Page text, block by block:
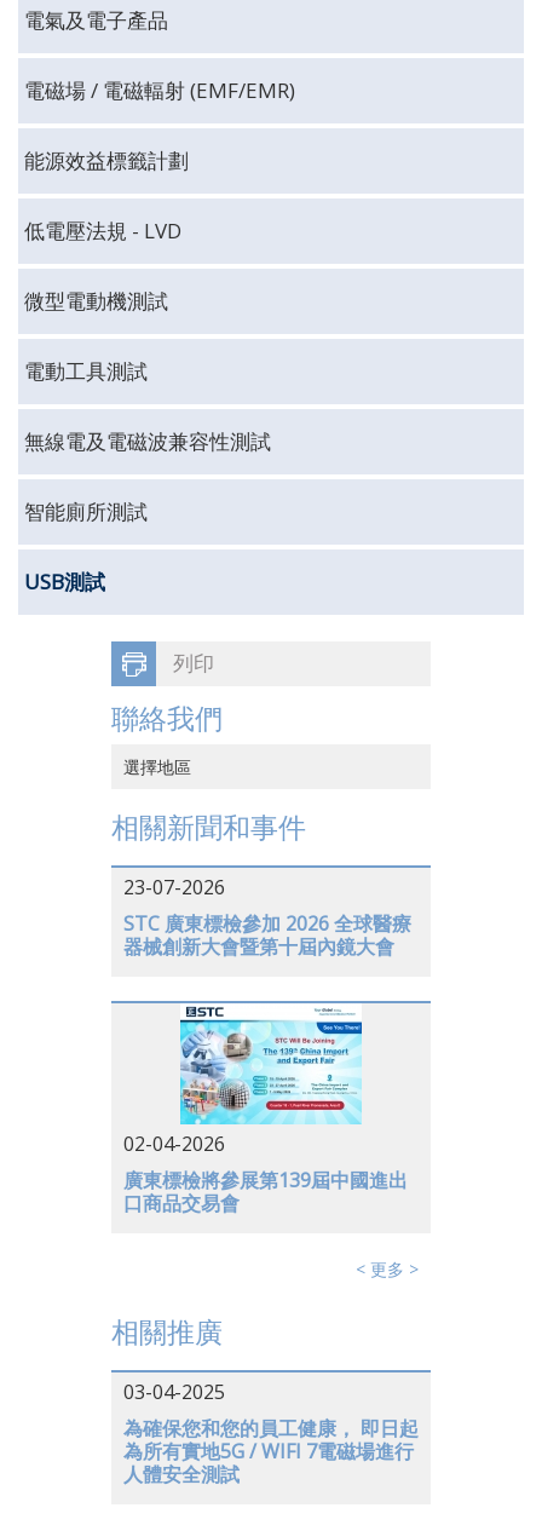
電氣及電子產品
電磁場 / 電磁輻射 (EMF/EMR)
能源效益標籤計劃
低電壓法規 - LVD
微型電動機測試
電動工具測試
無線電及電磁波兼容性測試
智能廁所測試
USB測試
列印
聯絡我們
選擇地區
中國香港
越南
日本
相關新聞和事件
23-07-2026
STC 廣東標檢參加 2026 全球醫療
器械創新大會暨第十屆內鏡大會
02-04-2026
廣東標檢將參展第139屆中國進出
口商品交易會
< 更多 >
相關推廣
03-04-2025
為確保您和您的員工健康， 即日起
為所有實地5G / WIFI 7電磁場進行
人體安全測試